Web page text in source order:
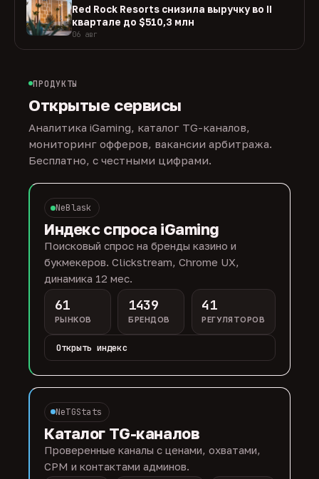
Red Rock Resorts снизила выручку во II
квартале до $510,3 млн
06 авг
ПРОДУКТЫ
Открытые сервисы
Аналитика iGaming, каталог TG-каналов,
мониторинг офферов, вакансии арбитража.
Бесплатно, с честными цифрами.
NeBlask
Индекс спроса iGaming
Поисковый спрос на бренды казино и
букмекеров. Clickstream, Chrome UX,
динамика 12 мес.
61
РЫНКОВ
1439
БРЕНДОВ
41
РЕГУЛЯТОРОВ
Открыть индекс
NeTGStats
Каталог TG-каналов
Проверенные каналы с ценами, охватами,
CPM и контактами админов.